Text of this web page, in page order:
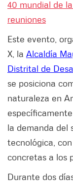
40 mundial de
reuniones
Este evento,
X, la Alcaldía
Distrital de
se posiciona
naturaleza en
la demanda del
tecnológica,
concretas a los
Durante dos